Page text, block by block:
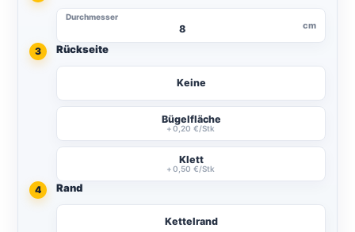
Durchmesser
cm
3 Rückseite
Keine
Bügelfläche
Klett
4 Rand
Kettelrand